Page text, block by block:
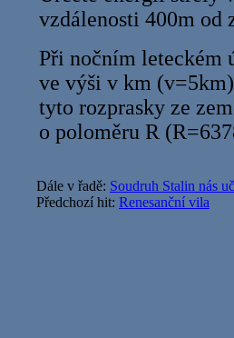
vzdálenosti 400m od
Při nočním leteckém
ve výši v km
tyto rozprasky ze
o poloměru R
Dále v řadě: Soudruh Stalin nás
Předchozí hit: Renesanční vila